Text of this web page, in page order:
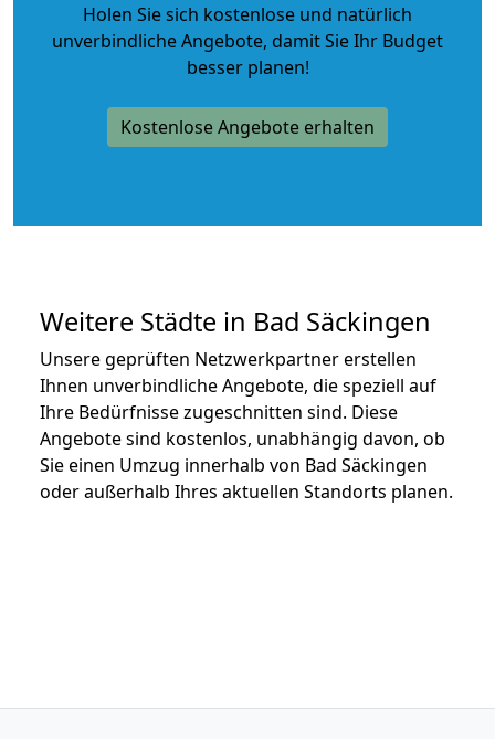
Holen Sie sich kostenlose und natürlich
unverbindliche Angebote, damit Sie Ihr Budget
besser planen!
Kostenlose Angebote erhalten
Weitere Städte in Bad Säckingen
Unsere geprüften Netzwerkpartner erstellen
Ihnen unverbindliche Angebote, die speziell auf
Ihre Bedürfnisse zugeschnitten sind. Diese
Angebote sind kostenlos, unabhängig davon, ob
Sie einen Umzug innerhalb von Bad Säckingen
oder außerhalb Ihres aktuellen Standorts planen.